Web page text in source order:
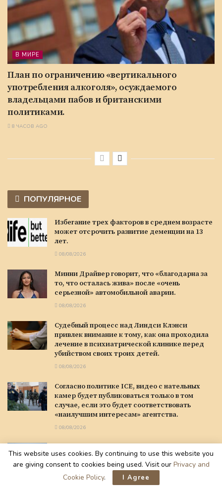
В МИРЕ
План по ограничению «вертикального
употребления алкоголя», осуждаемого
владельцами пабов и британскими
политиками.
8 ЧАСОВ AGO
ПОПУЛЯРНОЕ
Избегание трех факторов в среднем возрасте
может отсрочить развитие деменции на 13
лет.
08/08/2026
Минни Драйвер говорит, что «благодарна за
то, что осталась жива» после «очень
серьезной» автомобильной аварии.
08/08/2026
Судебный процесс над Линдси Клэнси
привлек внимание к тому, как она проходила
лечение в психиатрической клинике перед
убийством своих троих детей.
08/08/2026
Согласно политике ICE, видео с нательных
камер будет публиковаться только в том
случае, если это будет соответствовать
«наилучшим интересам» агентства.
08/08/2026
Трампа «ищет пути выхода» из войны с
Ираном, поскольку возможности
американских военных остаются
This website uses cookies. By continuing to use this website you
are giving consent to cookies being used. Visit our Privacy and
Cookie Policy. I Agree